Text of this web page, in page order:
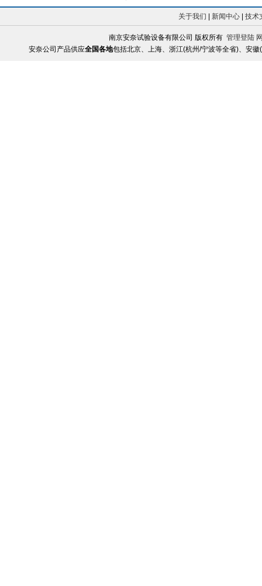
关于我们 新闻中心 技术
南京安奈试验设备有限公司 版权所有 管理登陆
安奈公司产品供应全国各地包括北京、上海、浙江(杭州/宁波等全省)、安